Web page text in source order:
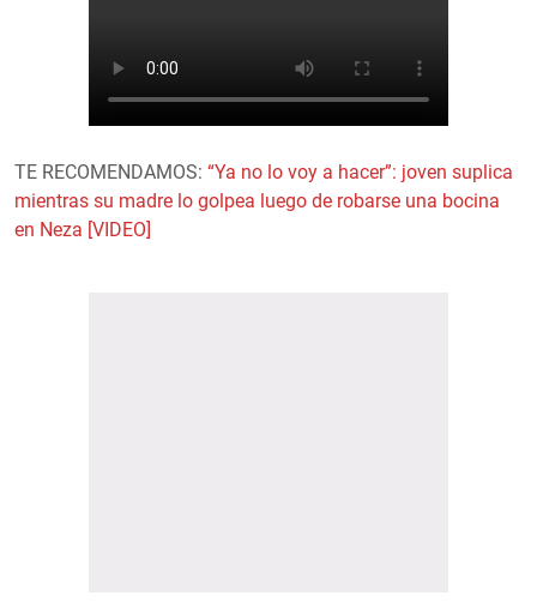
TE RECOMENDAMOS: “Ya no lo voy a hacer”: joven suplica
mientras su madre lo golpea luego de robarse una bocina
en Neza [VIDEO]